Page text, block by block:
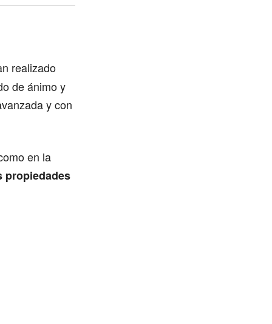
realizado
de ánimo y
y con
en la
propiedades